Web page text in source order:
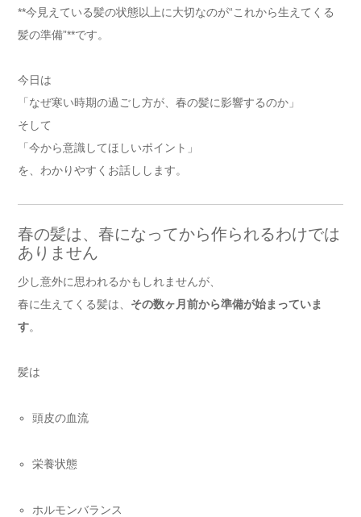
**今見えている髪の状態以上に大切なのが“これから生えてくる
髪の準備”**です。
今日は
「なぜ寒い時期の過ごし方が、春の髪に影響するのか」
そして
「今から意識してほしいポイント」
を、わかりやすくお話しします。
春の髪は、春になってから作られるわけでは
ありません
少し意外に思われるかもしれませんが、
春に生えてくる髪は、 その数ヶ月前から準備が始まっていま
す。
髪は
頭皮の血流
栄養状態
ホルモンバランス